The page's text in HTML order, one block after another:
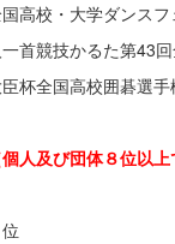
高校・大学ダンスフ
首競技かるた第43
杯全国高校囲碁選
人及び団体８位以上
位